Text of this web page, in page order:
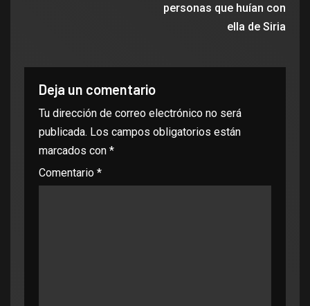
personas que huían con
ella de Siria
Deja un comentario
Tu dirección de correo electrónico no será
publicada. Los campos obligatorios están
marcados con *
Comentario *